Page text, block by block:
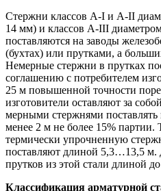
Стержни классов А-I и А-II
14 мм) и классов А-III
поставляются на заводы
(бухтах) или прутками, а
Немерные стержни в прутках
соглашению с потребителем
25 м повышенной точности
изготовители оставляют за
мерными стержнями
менее 2 м не более 15% партии.
термически упрочненную
поставляют длиной 5,3…13,5 м.
прутков из этой стали длиной
Классификация арматурной